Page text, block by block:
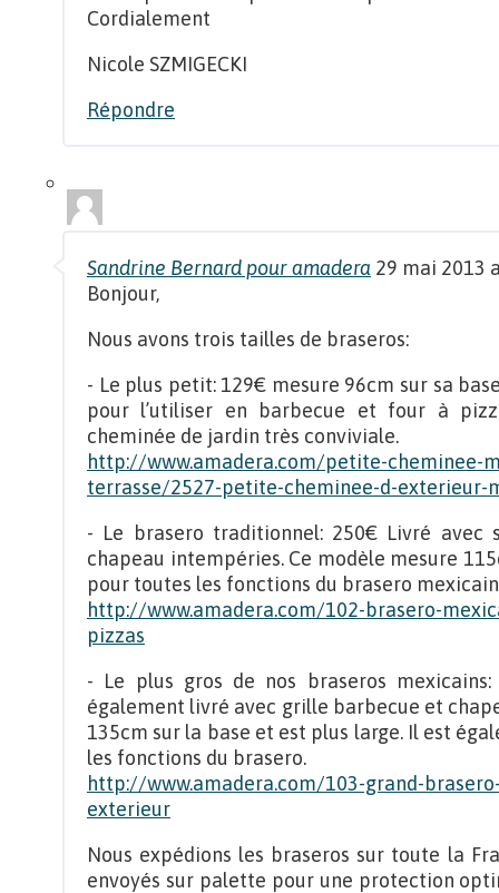
Cordialement
Nicole SZMIGECKI
Répondre
Sandrine Bernard pour amadera 29 mai 2013
Bonjour,
Nous avons trois tailles de braseros:
- Le plus petit: 129€ mesure 96cm sur sa
pour l’utiliser en barbecue et four à
cheminée de jardin très conviviale.
http://www.amadera.com/petite-cheminee-
terrasse/2527-petite-cheminee-d-exterieur-
- Le brasero traditionnel: 250€ Livré avec
chapeau intempéries. Ce modèle mesure
pour toutes les fonctions du brasero mexicain
http://www.amadera.com/102-brasero-
pizzas
- Le plus gros de nos braseros
également livré avec grille barbecue et
135cm sur la base et est plus large. Il est
les fonctions du brasero.
http://www.amadera.com/103-grand-
exterieur
Nous expédions les braseros sur toute la
envoyés sur palette pour une protection